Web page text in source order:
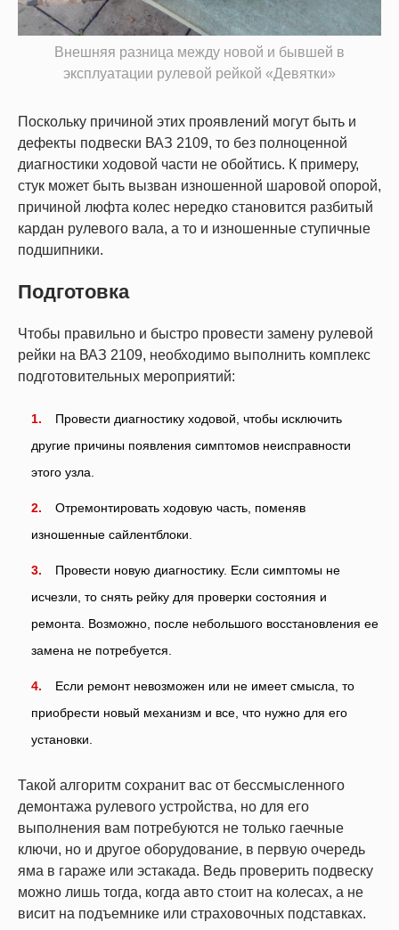
Внешняя разница между новой и бывшей в
эксплуатации рулевой рейкой «Девятки»
Поскольку причиной этих проявлений могут быть и
дефекты подвески ВАЗ 2109, то без полноценной
диагностики ходовой части не обойтись. К примеру,
стук может быть вызван изношенной шаровой опорой,
причиной люфта колес нередко становится разбитый
кардан рулевого вала, а то и изношенные ступичные
подшипники.
Подготовка
Чтобы правильно и быстро провести замену рулевой
рейки на ВАЗ 2109, необходимо выполнить комплекс
подготовительных мероприятий:
Провести диагностику ходовой, чтобы исключить
другие причины появления симптомов неисправности
этого узла.
Отремонтировать ходовую часть, поменяв
изношенные сайлентблоки.
Провести новую диагностику. Если симптомы не
исчезли, то снять рейку для проверки состояния и
ремонта. Возможно, после небольшого восстановления ее
замена не потребуется.
Если ремонт невозможен или не имеет смысла, то
приобрести новый механизм и все, что нужно для его
установки.
Такой алгоритм сохранит вас от бессмысленного
демонтажа рулевого устройства, но для его
выполнения вам потребуются не только гаечные
ключи, но и другое оборудование, в первую очередь
яма в гараже или эстакада. Ведь проверить подвеску
можно лишь тогда, когда авто стоит на колесах, а не
висит на подъемнике или страховочных подставках.